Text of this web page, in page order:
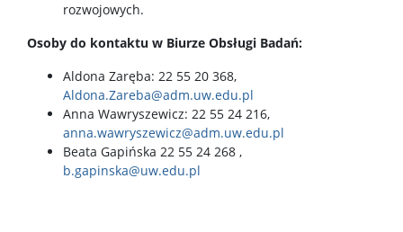
rozwojowych.
Osoby do kontaktu w Biurze Obsługi Badań:
Aldona Zaręba: 22 55 20 368,
Aldona.Zareba@adm.uw.edu.pl
Anna Wawryszewicz: 22 55 24 216,
anna.wawryszewicz@adm.uw.edu.pl
Beata Gapińska 22 55 24 268 ,
b.gapinska@uw.edu.pl